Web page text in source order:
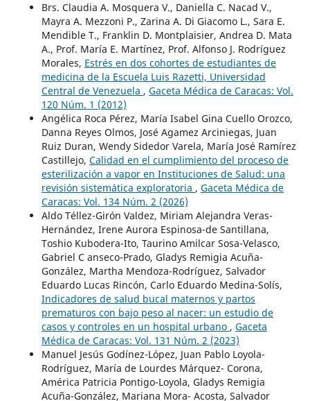
Brs. Claudia A. Mosquera V., Daniella C. Nacad V.,
Mayra A. Mezzoni P., Zarina A. Di Giacomo L., Sara E.
Mendible T., Franklin D. Montplaisier, Andrea D. Mata
A., Prof. María E. Martínez, Prof. Alfonso J. Rodríguez
Morales, Estrés en dos cohortes de estudiantes de
medicina de la Escuela Luis Razetti, Universidad
Central de Venezuela , Gaceta Médica de Caracas: Vol.
120 Núm. 1 (2012)
Angélica Roca Pérez, María Isabel Gina Cuello Orozco,
Danna Reyes Olmos, José Agamez Arciniegas, Juan
Ruiz Duran, Wendy Sidedor Varela, María José Ramírez
Castillejo, Calidad en el cumplimiento del proceso de
esterilización a vapor en Instituciones de Salud: una
revisión sistemática exploratoria , Gaceta Médica de
Caracas: Vol. 134 Núm. 2 (2026)
Aldo Téllez-Girón Valdez, Miriam Alejandra Veras-
Hernández, Irene Aurora Espinosa-de Santillana,
Toshio Kubodera-Ito, Taurino Amilcar Sosa-Velasco,
Gabriel C anseco-Prado, Gladys Remigia Acuña-
González, Martha Mendoza-Rodríguez, Salvador
Eduardo Lucas Rincón, Carlo Eduardo Medina-Solís,
Indicadores de salud bucal maternos y partos
prematuros con bajo peso al nacer: un estudio de
casos y controles en un hospital urbano , Gaceta
Médica de Caracas: Vol. 131 Núm. 2 (2023)
Manuel Jesús Godínez-López, Juan Pablo Loyola-
Rodríguez, María de Lourdes Márquez- Corona,
América Patricia Pontigo-Loyola, Gladys Remigia
Acuña-González, Mariana Mora- Acosta, Salvador